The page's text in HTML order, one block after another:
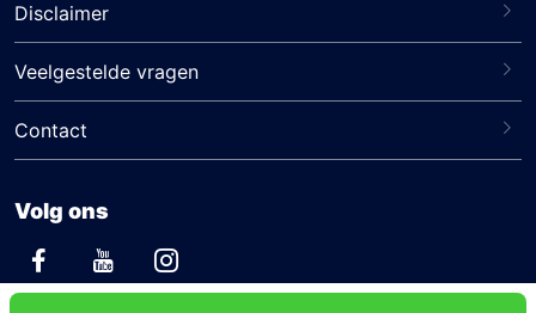
Disclaimer
Veelgestelde vragen
Contact
Volg ons